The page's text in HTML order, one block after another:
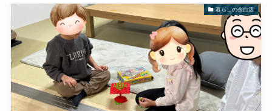
暮らしの余白活